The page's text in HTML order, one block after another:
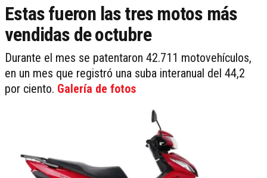
Estas fueron las tres motos más
vendidas de octubre
Durante el mes se patentaron 42.711 motovehículos,
en un mes que registró una suba interanual del 44,2
por ciento. Galería de fotos